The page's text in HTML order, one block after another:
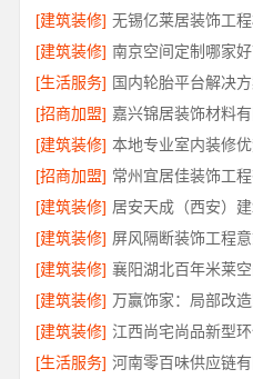
[建筑装修] 无锡亿莱居装饰工
[建筑装修] 南京空间定制哪家
[生活服务]
[招商加盟] 嘉兴锦居装饰材料
[建筑装修]
[招商加盟]
[建筑装修]
[建筑装修]
[建筑装修]
[建筑装修] 万赢饰家：局部改
[建筑装修]
[生活服务]